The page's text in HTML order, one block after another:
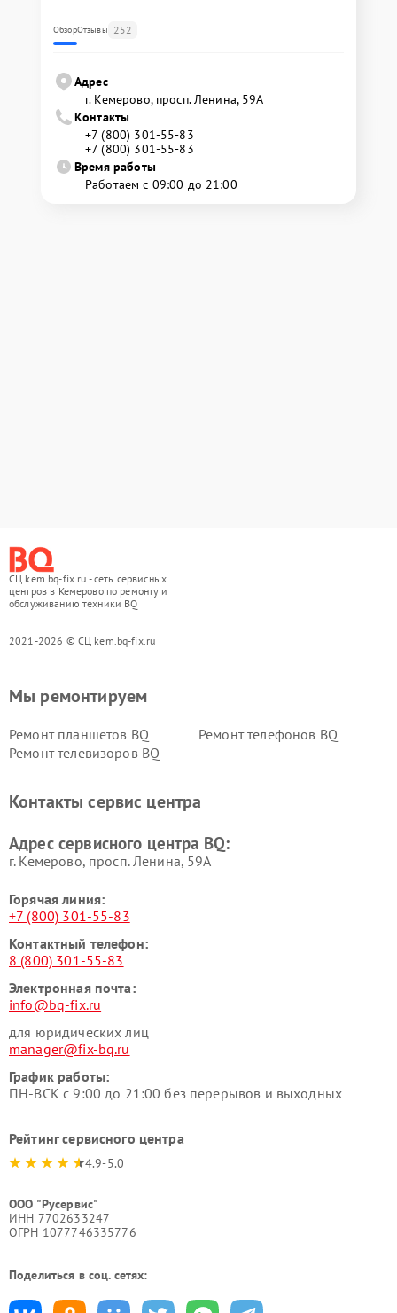
ОбзорОтзывы 252
Адрес
г. Кемерово, просп. Ленина, 59А
Контакты
+7 (800) 301-55-83
+7 (800) 301-55-83
Время работы
Работаем с 09:00 до 21:00
СЦ kem.bq-fix.ru - сеть сервисных
центров в Кемерово по ремонту и
обслуживанию техники BQ
2021-2026 © СЦ kem.bq-fix.ru
Мы ремонтируем
Ремонт планшетов BQ
Ремонт телефонов BQ
Ремонт телевизоров BQ
Контакты сервис центра
Адрес сервисного центра BQ:
г. Кемерово, просп. Ленина, 59А
Горячая линия:
+7 (800) 301-55-83
Контактный телефон:
8 (800) 301-55-83
Электронная почта:
info@bq-fix.ru
для юридических лиц
manager@fix-bq.ru
График работы:
ПН-ВСК с 9:00 до 21:00 без перерывов и выходных
Рейтинг сервисного центра
4.9-5.0
ООО "Русервис"
ИНН 7702633247
ОГРН 1077746335776
Поделиться в соц. сетях: